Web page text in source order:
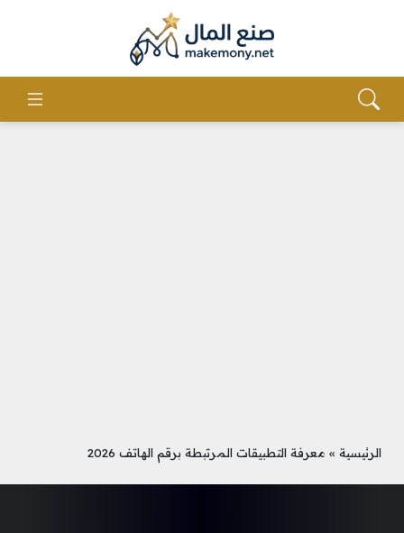
الرئيسية » معرفة التطبيقات المرتبطة برقم الهاتف 2026